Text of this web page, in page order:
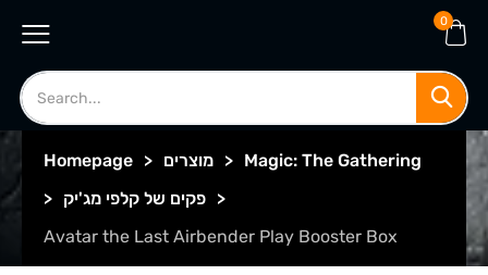
0
Homepage > מוצרים > Magic: The Gathering
> פקים של קלפי מג'יק >
Avatar the Last Airbender Play Booster Box